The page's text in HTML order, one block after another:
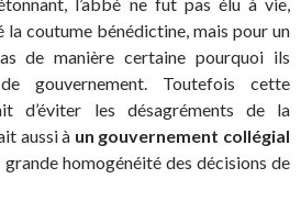
l’abbé ne fut pas élu à vie,
la coutume bénédictine, mais pour un
de manière certaine pourquoi ils
gouvernement. Toutefois cette
d’éviter les désagréments de la
aussi à un gouvernement collégial
homogénéité des décisions de